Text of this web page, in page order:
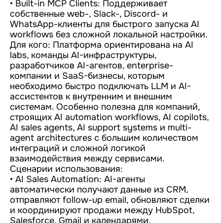
• Built-in MCP Clients: Поддерживает
собственные web-, Slack-, Discord- и
WhatsApp-клиенты для быстрого запуска AI
workflows без сложной локальной настройки.
Для кого: Платформа ориентирована на AI
labs, команды AI-инфраструктуры,
разработчиков AI-агентов, enterprise-
компании и SaaS-бизнесы, которым
необходимо быстро подключать LLM и AI-
ассистентов к внутренним и внешним
системам. Особенно полезна для компаний,
строящих AI automation workflows, AI copilots,
AI sales agents, AI support systems и multi-
agent architectures с большим количеством
интеграций и сложной логикой
взаимодействия между сервисами.
Сценарии использования:
• AI Sales Automation: AI-агенты
автоматически получают данные из CRM,
отправляют follow-up email, обновляют сделки
и координируют продажи между HubSpot,
Salesforce, Gmail и календарями.